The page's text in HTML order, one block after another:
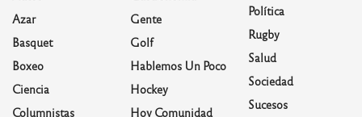
Azar
Basquet
Boxeo
Ciencia
Columnistas
Gente
Golf
Hablemos Un Poco
Hockey
Hoy Comunidad
Política
Rugby
Salud
Sociedad
Sucesos